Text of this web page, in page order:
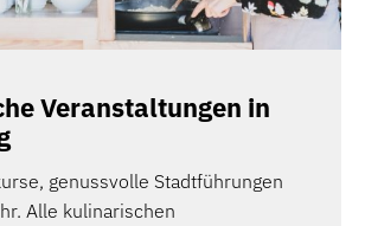
Veranstaltungen in
genussvolle Stadtführungen
Alle kulinarischen